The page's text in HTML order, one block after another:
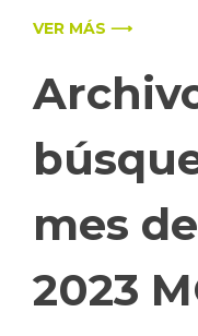
VER MÁS ⟶
mes
2023